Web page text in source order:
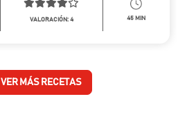
VALORACIÓN: 4 45 MIN
VER MÁS RECETAS